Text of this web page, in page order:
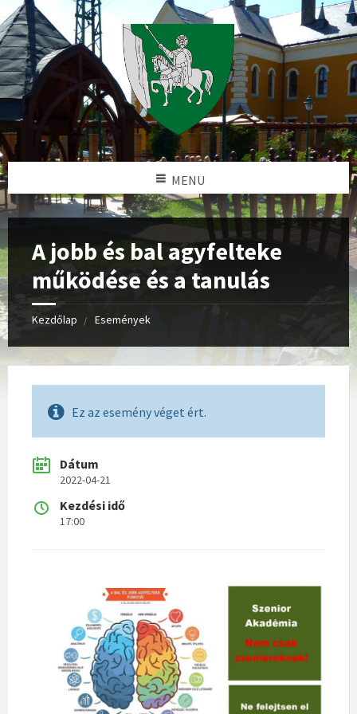
MENU
A jobb és bal agyfelteke
működése és a tanulás
Kezdőlap Események
Ez az esemény véget ért.
Dátum
2022-04-21
Kezdési idő
17:00